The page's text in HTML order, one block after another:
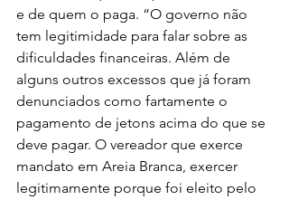
e de quem o paga. “O governo não
tem legitimidade para falar sobre as
dificuldades financeiras. Além de
alguns outros excessos que já foram
denunciados como fartamente o
pagamento de jetons acima do que se
deve pagar. O vereador que exerce
mandato em Areia Branca, exercer
legitimamente porque foi eleito pelo